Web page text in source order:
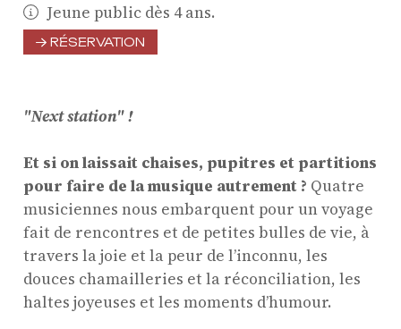
Jeune public dès 4 ans.
RÉSERVATION
"Next station" !
Et si on laissait chaises, pupitres et partitions
pour faire de la musique autrement ? Quatre
musiciennes nous embarquent pour un voyage
fait de rencontres et de petites bulles de vie, à
travers la joie et la peur de l’inconnu, les
douces chamailleries et la réconciliation, les
haltes joyeuses et les moments d’humour.